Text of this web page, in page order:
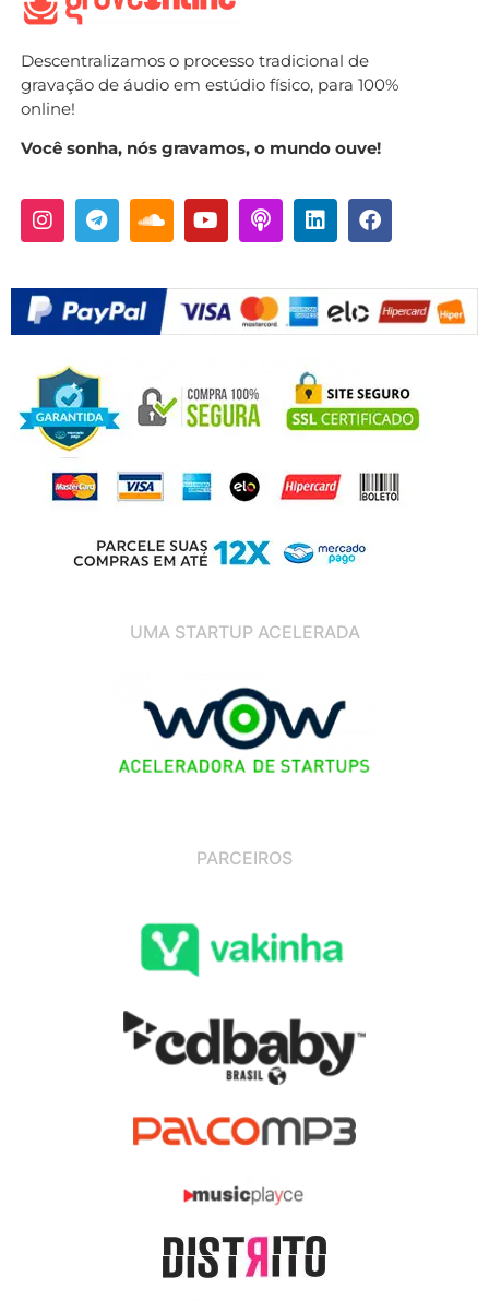
Descentralizamos o processo tradicional de
gravação de áudio em estúdio físico, para 100%
online!
Você sonha, nós gravamos, o mundo ouve!
UMA STARTUP ACELERADA
PARCEIROS